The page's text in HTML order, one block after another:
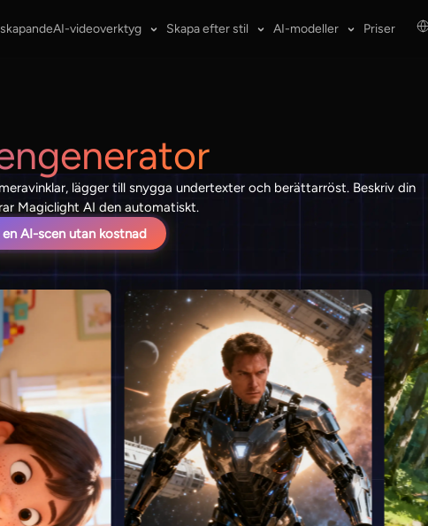
AI-videoverktyg Skapa efter stil AI-modeller Priser
lägger till snygga undertexter och berättarröst. Beskriv din
Magiclight AI den automatiskt.
en AI-scen utan kostnad